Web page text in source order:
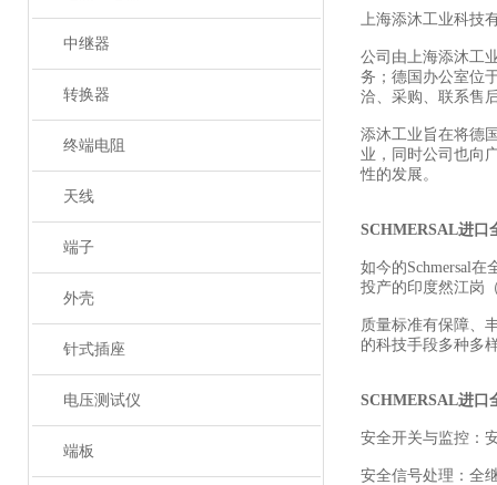
中继器
转换器
终端电阻
天线
端子
外壳
针式插座
电压测试仪
端板
上海添沐工业科技
公司由上海添沐工
务；德国办公室位
洽、采购、联系售
添沐工业旨在将德
业，同时公司也向
性的发展。
SCHMERSAL进口
如今的Schmersal
投产的印度然江岗
质量标准有保障、
的科技手段多种多
SCHMERSAL进口
安全开关与监控：
安全信号处理：全